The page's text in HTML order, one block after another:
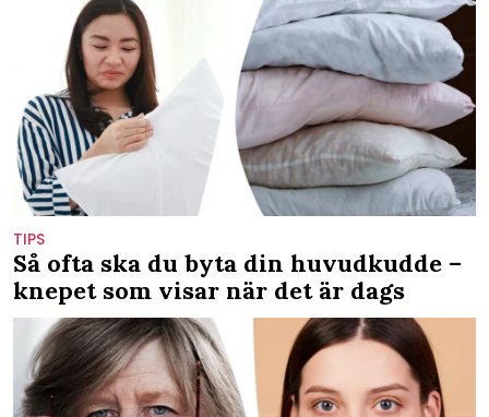
TIPS
Så ofta ska du byta din huvudkudde –
knepet som visar när det är dags